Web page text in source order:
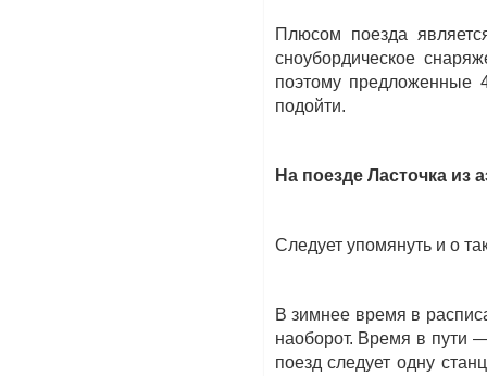
Плюсом поезда
сноубордическое
поэтому предложенные
подойти.
На поезде Ласточка из
Следует упомянуть и о
В зимнее время в
наоборот. Время в пути
поезд следует одну